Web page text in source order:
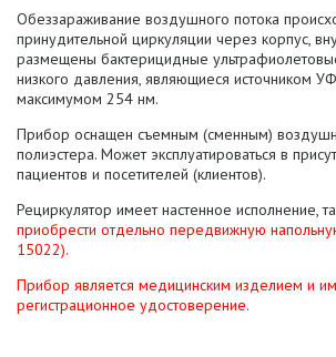
Обеззараживание воздушного потока
принудительной циркуляции через корпус,
размещены бактерицидные
низкого давления, являющиеся источником
максимумом 254 нм.
Прибор оснащен съемным (сменным)
полиэстера. Может эксплуатироваться в
пациентов и посетителей (клиентов).
Рециркулятор имеет настенное исполнение,
приобрести отдельно передвижную
15022).
Прибор является медицинским изделием и
регистрационное удостоверение.